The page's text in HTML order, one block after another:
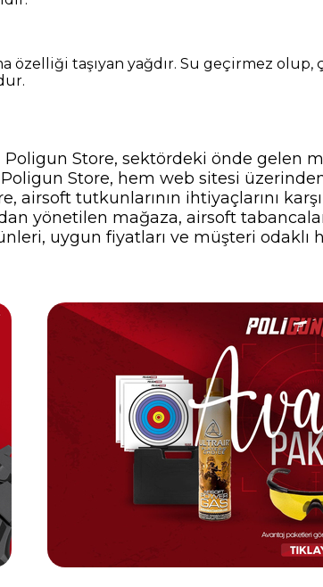
taşıyan yağdır. Su geçirmez olup,
Store, sektördeki önde gelen
Store, hem web sitesi
tutkunlarının ihtiyaçlarını
yönetilen mağaza, airsoft
uygun fiyatları ve müşteri odaklı